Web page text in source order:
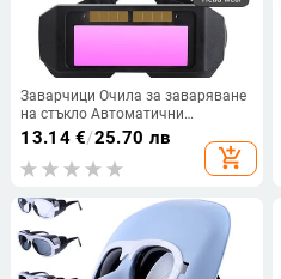
Заварчици Очила за заваряване
на стъкло Автоматични
променливи фотоелектрически
очила за заваряване
Автоматично затъмняване
13.14€/25.70 лв
add_shopping_cart